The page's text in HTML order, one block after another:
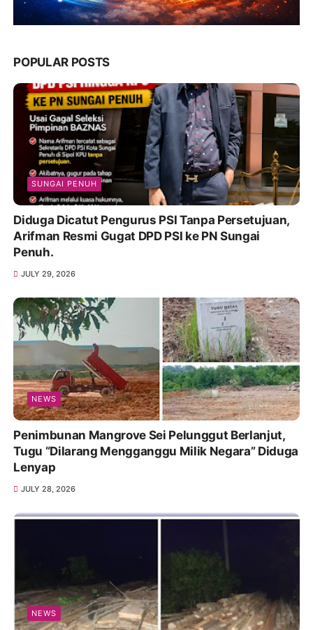
POPULAR POSTS
SUNGAI PENUH
Diduga Dicatut Pengurus PSI Tanpa Persetujuan,
Arifman Resmi Gugat DPD PSI ke PN Sungai
Penuh.
JULY 29, 2026
NEWS
Penimbunan Mangrove Sei Pelunggut Berlanjut,
Tugu “Dilarang Mengganggu Milik Negara” Diduga
Lenyap
JULY 28, 2026
NEWS